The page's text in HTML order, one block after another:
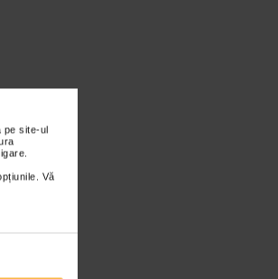
pe site-ul
Vă